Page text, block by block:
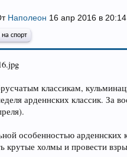
Наполеон 16 апр 2016 в 20:14
на спорт
классикам,
арденнских классик. За
особенностью арденнских
крутые холмы и провести